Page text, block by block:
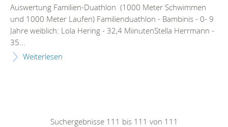
Auswertung Familien-Duathlon (1000 Meter Schwimmen
und 1000 Meter Laufen) Familienduathlon - Bambinis - 0- 9
Jahre weiblich: Lola Hering - 32,4 MiinutenStella Herrmann -
35...
Weiterlesen
Suchergebnisse 111 bis 111 von 111